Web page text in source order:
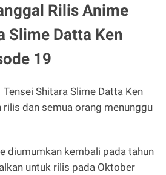
Rilis Anime
Slime Datta Ken
19
Shitara Slime Datta Ken
rilis dan semua orang menunggu
diumumkan kembali pada tahun
untuk rilis pada Oktober